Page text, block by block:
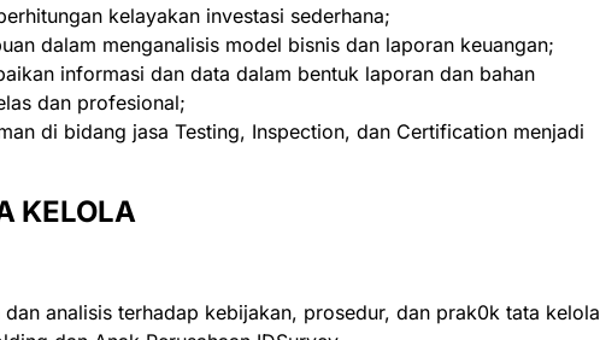
kelayakan investasi sederhana;
dalam menganalisis model bisnis dan laporan keuangan;
informasi dan data dalam bentuk laporan dan bahan
dan profesional;
di bidang jasa Testing, Inspection, dan Certification menjadi
KELOLA
dan analisis terhadap kebijakan, prosedur, dan prak0k tata kelola